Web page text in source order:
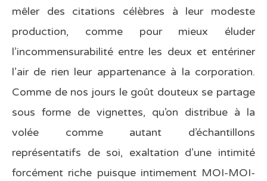
mêler des citations célèbres à leur modeste
production, comme pour mieux éluder
l’incommensurabilité entre les deux et entériner
l’air de rien leur appartenance à la corporation.
Comme de nos jours le goût douteux se partage
sous forme de vignettes, qu’on distribue à la
volée comme autant d’échantillons
représentatifs de soi, exaltation d’une intimité
forcément riche puisque intimement MOI-MOI-